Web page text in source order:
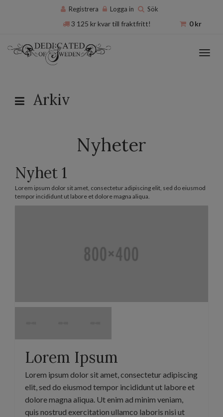
Registrera Logga in Sök
0kr
3 125 krkvar till fraktfritt!
Arkiv
Nyheter
Nyhet 1
Lorem ipsum dolor sit amet, consectetur adipiscing elit, sed do eiusmod
tempor incididunt ut labore et dolore magna aliqua.
Lorem Ipsum
Lorem ipsum dolor sit amet, consectetur adipiscing
elit, sed do eiusmod tempor incididunt ut labore et
dolore magna aliqua. Ut enim ad minim veniam,
quis nostrud exercitation ullamco laboris nisi ut